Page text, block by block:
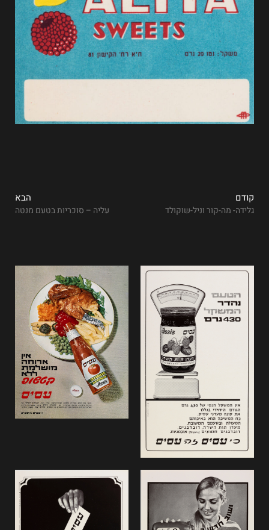
הבא
עליה – סוכריות בטעם מנטה
קודם
גלידה- מה-קור וניל-שוקולד